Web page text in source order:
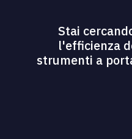
Stai
l'efficienza
strumenti a